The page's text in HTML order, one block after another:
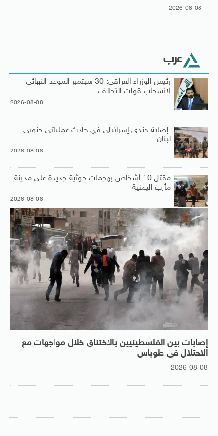
2026-08-08
عرب
رئيس الوزراء العراقى: 30 سبتمبر الموعد النهائى
لانسحاب قوات التحالف
2026-08-08
إصابة جندى إسرائيلى في حادث عملياتى جنوبى
لبنان
2026-08-08
مقتل 10 أشخاص بهجمات حوثية جديدة على مدينة
مأرب اليمنية
2026-08-08
إصابات بين الفلسطينيين بالاختناق خلال مواجهات مع
الاحتلال فى طوباس
2026-08-08